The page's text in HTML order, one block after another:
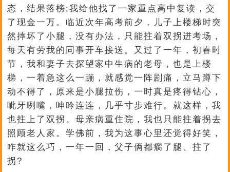
态，结果落榜;我给他找了一家重点高中复读，交
了现金一万。临近次年高考前夕，儿子上楼梯时突
然摔坏了小腿，没有办法，只能拄着双拐进考场，
每天有劳我的同事开车接送。又过了一年，初春时
节，我和妻子去探望家中生病的老母，也是上楼
梯，一着急这么一蹦，就感觉一阵剧痛，立马蹲下
动不得了，原来是小腿拉伤，一时真是疼得钻心，
呲牙咧嘴，呻吟连连，几乎寸步难行。就这样，我
也拄上了双拐。母亲病重住院，我也只能拄着拐去
照顾老人家。学佛前，我为这事心里还觉得好笑，
咋就这么巧，一年一回，父子俩都瘸了腿、拄了
拐?